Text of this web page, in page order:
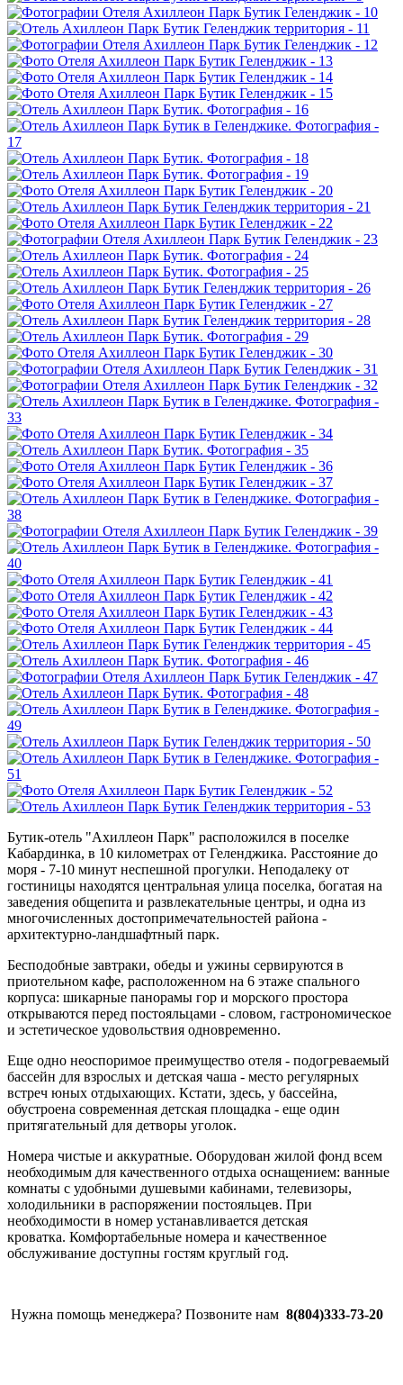
Бутик-отель "Ахиллеон Парк" расположился в поселке
Кабардинка, в 10 километрах от Геленджика. Расстояние до
моря - 7-10 минут неспешной прогулки. Неподалеку от
гостиницы находятся центральная улица поселка, богатая на
заведения общепита и развлекательные центры, и одна из
многочисленных достопримечательностей района -
архитектурно-ландшафтный парк.
Бесподобные завтраки, обеды и ужины сервируются в
приотельном кафе, расположенном на 6 этаже спального
корпуса: шикарные панорамы гор и морского простора
открываются перед постояльцами - словом, гастрономическое
и эстетическое удовольствия одновременно.
Еще одно неоспоримое преимущество отеля - подогреваемый
бассейн для взрослых и детская чаша - место регулярных
встреч юных отдыхающих. Кстати, здесь, у бассейна,
обустроена современная детская площадка - еще один
притягательный для детворы уголок.
Номера чистые и аккуратные. Оборудован жилой фонд всем
необходимым для качественного отдыха оснащением: ванные
комнаты с удобными душевыми кабинами, телевизоры,
холодильники в распоряжении постояльцев. При
необходимости в номер устанавливается детская
кроватка. Комфортабельные номера и качественное
обслуживание доступны гостям круглый год.
Нужна помощь менеджера? Позвоните нам 8(804)333-73-20